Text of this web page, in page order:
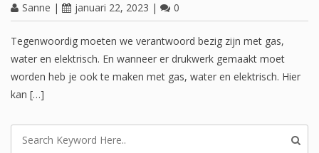
Sanne | januari 22, 2023 | 0
Tegenwoordig moeten we verantwoord bezig zijn met gas,
water en elektrisch. En wanneer er drukwerk gemaakt moet
worden heb je ook te maken met gas, water en elektrisch. Hier
kan […]